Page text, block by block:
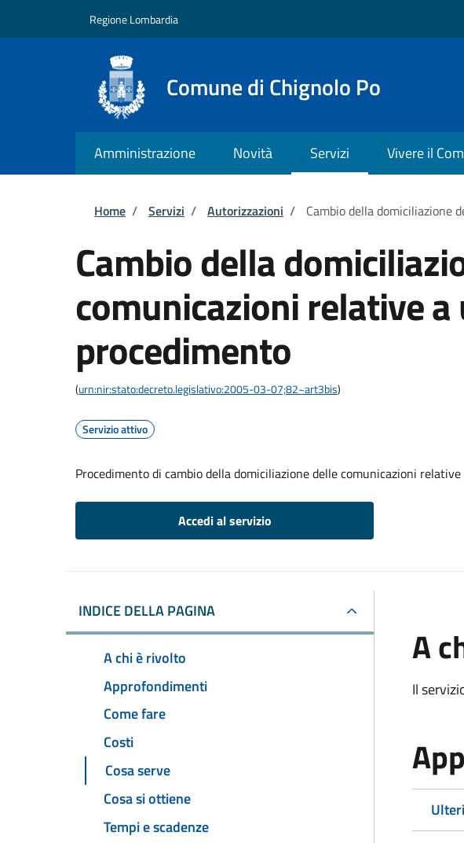
Regione Lombardia
Comune di Chignolo Po
Amministrazione Novità Servizi Vivere il
Briciole di pane
Home / Servizi / Autorizzazioni / Cambio della domiciliazione
Cambio della
comunicazioni relative a
procedimento
(urn:nir:stato:decreto.legislativo:2005-03-07;82~art3bis)
Servizio attivo
Procedimento di cambio della domiciliazione delle comunicazioni
Accedi al servizio
INDICE DELLA PAGINA
A chi è rivolto
Approfondimenti
Come fare
Costi
Cosa serve
Cosa si ottiene
Tempi e scadenze
A
Il